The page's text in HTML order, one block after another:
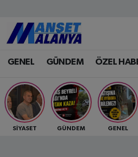
GENEL GÜNDEM ÖZEL
SİYASET GÜNDEM GENEL
Antalya Nöbetçi Eczaneler
Antalya Hava Durumu
Antalya Namaz Vakitleri
Antalya Trafik Yoğunluk